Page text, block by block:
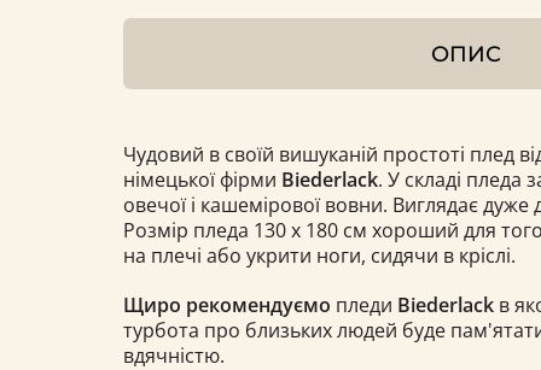
ОПИС
Чудовий в своїй вишуканій простоті плед
німецької фірми Biederlack. У складі пледа
овечої і кашемірової вовни. Виглядає дуже
Розмір пледа 130 х 180 см хороший для
на плечі або укрити ноги, сидячи в кріслі.
Щиро рекомендуємо пледи Biederlack в
турбота про близьких людей буде
вдячністю.